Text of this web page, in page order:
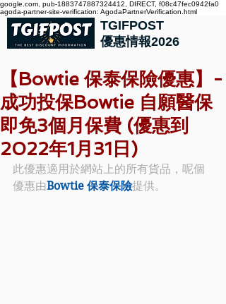
google.com, pub-1883747887324412, DIRECT, f08c47fec0942fa0
agoda-partner-site-verification: AgodaPartnerVerification.html
TGIFPOST
優惠情報2026
【Bowtie 保泰保險優惠】-
成功投保Bowtie 自願醫保
即免3個月保費 (優惠到
2022年1月31日)
此優惠適用於網站上的所有貨品，呢個
優惠由Bowtie 保泰保險提供。